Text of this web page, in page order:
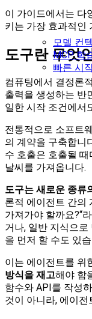
모델 컨
MCP 학
빠른 시
이 가이드에서는 다
키는 가장 효과적인
도구란 무엇
컴퓨팅에서 결정론
출력을 생성하는 반
일한 시작 조건에서
전통적으로 소프트
의 계약을 구축합니
수 호출은 호출될
날씨를 가져옵니다.
도구는 새로운 종류
론적 에이전트 간의
가져가야 할까요?“
거나, 일반 지식으
을 먼저 할 수도 있
이는 에이전트를 위
방식을 재고해야 함
함수와 API를 작성
것이 아니라, 에이